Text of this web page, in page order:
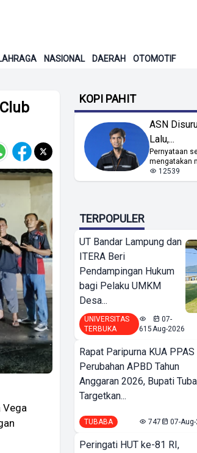
NASIONAL DAERAH OTOMOTIF
Vega
KOPI PAHIT
ASN
Lalu,...
Pernyataan
mengatakan
12539
TERPOPULER
UT Bandar Lampung dan
ITERA Beri
Pendampingan Hukum
bagi Pelaku UMKM
Desa...
UNIVERSITAS
TERBUKA
615
07-
Aug-2026
Rapat Paripurna KUA PPAS
Perubahan APBD Tahun
Anggaran 2026, Bupati
Targetkan...
TUBABA 747 07-
Peringati HUT ke-81 RI,